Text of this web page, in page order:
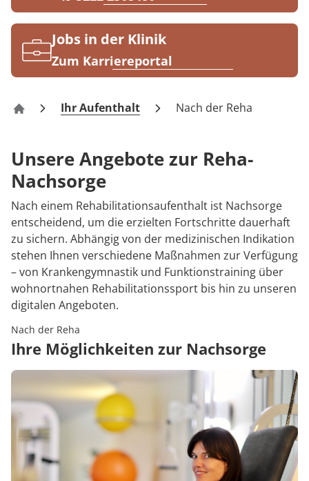
Karriere
Jobs in der Klinik
Zum Karriereportal
Klinik Gyhum
Ihr Aufenthalt Nach der Reha
Unsere Angebote zur Reha-
Nachsorge
Nach einem Rehabilitationsaufenthalt ist Nachsorge
entscheidend, um die erzielten Fortschritte dauerhaft
zu sichern. Abhängig von der medizinischen Indikation
stehen Ihnen verschiedene Maßnahmen zur Verfügung
– von Krankengymnastik und Funktionstraining über
wohnortnahen Rehabilitationssport bis hin zu unseren
digitalen Angeboten.
Nach der Reha
Ihre Möglichkeiten zur Nachsorge